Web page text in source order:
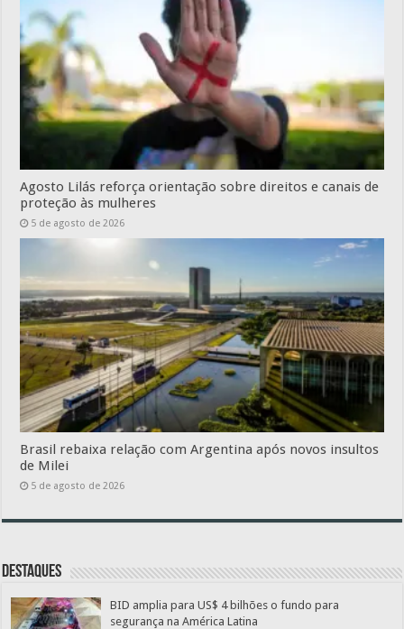
Agosto Lilás reforça orientação sobre direitos e canais de
proteção às mulheres
5 de agosto de 2026
Brasil rebaixa relação com Argentina após novos insultos
de Milei
5 de agosto de 2026
Destaques
BID amplia para US$ 4 bilhões o fundo para
segurança na América Latina